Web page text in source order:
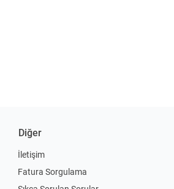
Diğer
İletişim
Fatura Sorgulama